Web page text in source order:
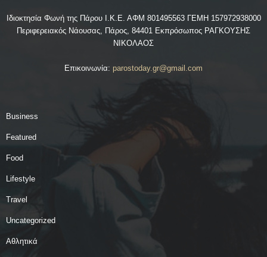
Ιδιοκτησία Φωνή της Πάρου Ι.Κ.Ε. ΑΦΜ 801495563 ΓΕΜΗ 157972938000
Περιφερειακός Νάουσας, Πάρος, 84401 Εκπρόσωπος ΡΑΓΚΟΥΣΗΣ
ΝΙΚΟΛΑΟΣ
Επικοινωνία: parostoday.gr@gmail.com
Business
Featured
Food
Lifestyle
Travel
Uncategorized
Αθλητικά